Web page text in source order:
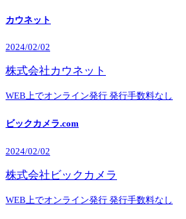
カウネット
2024/02/02
株式会社カウネット
WEB上でオンライン発行 発行手数料なし
ビックカメラ.com
2024/02/02
株式会社ビックカメラ
WEB上でオンライン発行 発行手数料なし